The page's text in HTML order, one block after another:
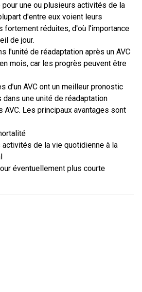
une ou plusieurs activités de la
d'entre eux voient leurs
fortement réduites, d'où l'importance
de jour.
l'unité de réadaptation après un AVC
mois, car les progrès peuvent être
d'un AVC ont un meilleur pronostic
une unité de réadaptation
Les principaux avantages sont
de la vie quotidienne à la
éventuellement plus courte